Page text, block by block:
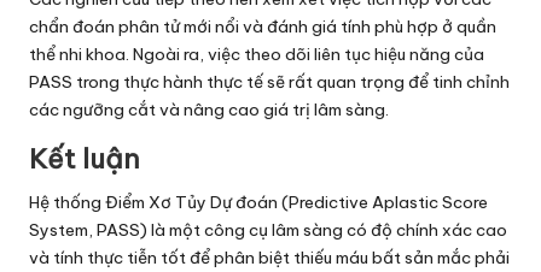
chẩn đoán phân tử mới nổi và đánh giá tính phù hợp ở quần
thể nhi khoa. Ngoài ra, việc theo dõi liên tục hiệu năng của
PASS trong thực hành thực tế sẽ rất quan trọng để tinh chỉnh
các ngưỡng cắt và nâng cao giá trị lâm sàng.
Kết luận
Hệ thống Điểm Xơ Tủy Dự đoán (Predictive Aplastic Score
System, PASS) là một công cụ lâm sàng có độ chính xác cao
và tính thực tiễn tốt để phân biệt thiếu máu bất sản mắc phải